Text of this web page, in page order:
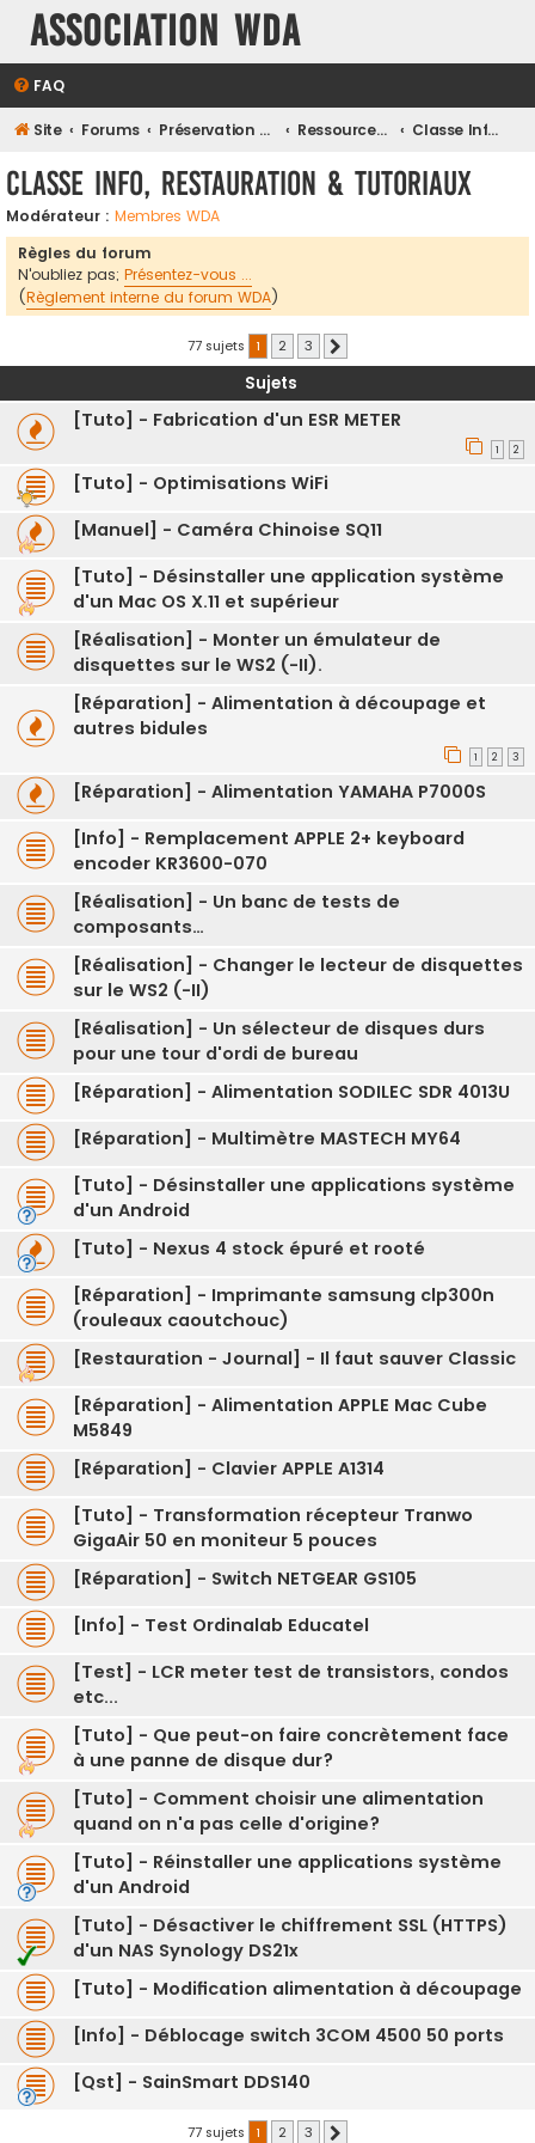
Association WDA
FAQ
Site Forums Préservation et Restauration du Patrimoine Numérique Ressources Techniques, Assistance et tutos Classe Info, Restauration & Tutoriaux
Classe Info, Restauration & Tutoriaux
Modérateur : Membres WDA
Règles du forum
N'oubliez pas; Présentez-vous ...
(Règlement interne du forum WDA)
77 sujets 1 2 3
Sujets
[Tuto] - Fabrication d'un ESR METER
1 2
[Tuto] - Optimisations WiFi
[Manuel] - Caméra Chinoise SQ11
[Tuto] - Désinstaller une application système
d'un Mac OS X.11 et supérieur
[Réalisation] - Monter un émulateur de
disquettes sur le WS2 (-II).
[Réparation] - Alimentation à découpage et
autres bidules
1 2 3
[Réparation] - Alimentation YAMAHA P7000S
[Info] - Remplacement APPLE 2+ keyboard
encoder KR3600-070
[Réalisation] - Un banc de tests de
composants…
[Réalisation] - Changer le lecteur de disquettes
sur le WS2 (-II)
[Réalisation] - Un sélecteur de disques durs
pour une tour d'ordi de bureau
[Réparation] - Alimentation SODILEC SDR 4013U
[Réparation] - Multimètre MASTECH MY64
[Tuto] - Désinstaller une applications système
d'un Android
[Tuto] - Nexus 4 stock épuré et rooté
[Réparation] - Imprimante samsung clp300n
(rouleaux caoutchouc)
[Restauration - Journal] - Il faut sauver Classic
[Réparation] - Alimentation APPLE Mac Cube
M5849
[Réparation] - Clavier APPLE A1314
[Tuto] - Transformation récepteur Tranwo
GigaAir 50 en moniteur 5 pouces
[Réparation] - Switch NETGEAR GS105
[Info] - Test Ordinalab Educatel
[Test] - LCR meter test de transistors, condos
etc...
[Tuto] - Que peut-on faire concrètement face
à une panne de disque dur?
[Tuto] - Comment choisir une alimentation
quand on n'a pas celle d'origine?
[Tuto] - Réinstaller une applications système
d'un Android
[Tuto] - Désactiver le chiffrement SSL (HTTPS)
d'un NAS Synology DS21x
[Tuto] - Modification alimentation à découpage
[Info] - Déblocage switch 3COM 4500 50 ports
[Qst] - SainSmart DDS140
77 sujets 1 2 3